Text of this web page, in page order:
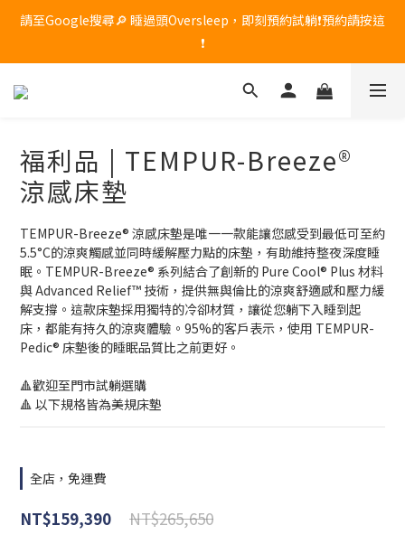
🔥 席夢思黑標頂級記憶枕限時優惠！原價 $8,800，現在享 85 折，
只到 7/31，現貨數量有限，售完為止！
請至Google搜尋🔎 睡過頭Oversleep，即刻預約試躺❗預約請按這
❗
🔥 席夢思黑標頂級記憶枕限時優惠！原價 $8,800，現在享 85 折，
福利品 | TEMPUR-Breeze®
涼感床墊
TEMPUR-Breeze® 涼感床墊是唯一一款能讓您感受到最低可至約
5.5°C的涼爽觸感並同時緩解壓力點的床墊，有助維持整夜深度睡
眠。TEMPUR-Breeze® 系列結合了創新的 Pure Cool® Plus 材料
與 Advanced Relief™ 技術，提供無與倫比的涼爽舒適感和壓力緩
解支撐。這款床墊採用獨特的冷卻材質，讓從您躺下入睡到起
床，都能有持久的涼爽體驗。95%的客戶表示，使用 TEMPUR-
Pedic® 床墊後的睡眠品質比之前更好。
🔺歡迎至門市試躺選購
🔺 以下規格皆為美規床墊
全店，免運費
NT$265,650
NT$159,390